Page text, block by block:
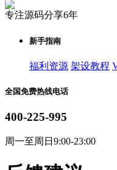
专注源码分享6年
新手指南
福利资源 架设教程
全国免费热线电话
400-225-995
周一至周日9:00-23:00